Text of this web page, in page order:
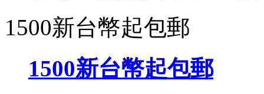
1500新台幣起包郵
1500新台幣起包郵